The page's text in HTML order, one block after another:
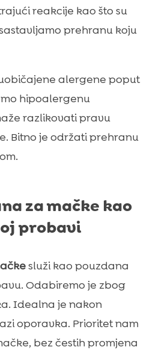
reakcije kao što su
prehranu koju
alergene poput
hipoalergenu
razlikovati pravu
Bitno je održati prehranu
za mačke kao
probavi
služi kao pouzdana
Odabiremo je zbog
Idealna je nakon
oporavka. Prioritet nam
bez čestih promjena